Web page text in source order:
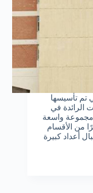
تم تأسيسها
الرائدة في
واسعة
من الأقسام
أعداد كبيرة